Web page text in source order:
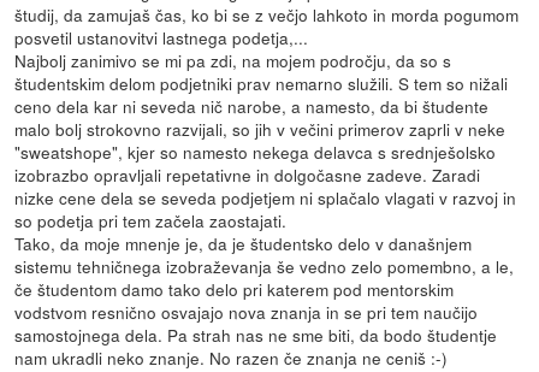
študij, da zamujaš čas, ko bi se z večjo lahkoto in morda pogumom
posvetil ustanovitvi lastnega podetja,...
Najbolj zanimivo se mi pa zdi, na mojem področju, da so s
študentskim delom podjetniki prav nemarno služili. S tem so nižali
ceno dela kar ni seveda nič narobe, a namesto, da bi študente
malo bolj strokovno razvijali, so jih v večini primerov zaprli v neke
"sweatshope", kjer so namesto nekega delavca s srednješolsko
izobrazbo opravljali repetativne in dolgočasne zadeve. Zaradi
nizke cene dela se seveda podjetjem ni splačalo vlagati v razvoj in
so podetja pri tem začela zaostajati.
Tako, da moje mnenje je, da je študentsko delo v današnjem
sistemu tehničnega izobraževanja še vedno zelo pomembno, a le,
če študentom damo tako delo pri katerem pod mentorskim
vodstvom resnično osvajajo nova znanja in se pri tem naučijo
samostojnega dela. Pa strah nas ne sme biti, da bodo študentje
nam ukradli neko znanje. No razen če znanja ne ceniš :-)